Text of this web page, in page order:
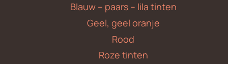
Blauw – paars – lila tinten
Geel, geel oranje
Rood
Roze tinten